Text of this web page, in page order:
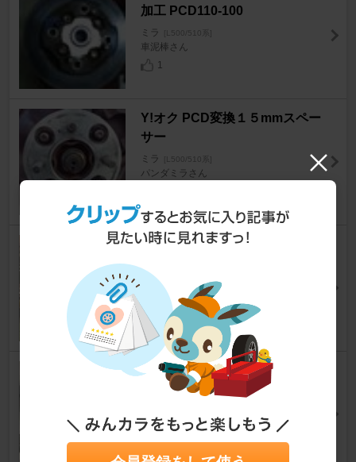
加工 PCD110-100
ミラ [L500/510系]
車泥棒さん
1
Y!オク PCD変換１５mmスペー
サー
ミラ [L500/510系]
パンダミラさん
SHIBATIRE / シバタイヤ R23 1
ミラ [L500/510系]
りょう@AvanzatoRさん
KC TECHNICA パワーMAX GT
[L500/510系]
23